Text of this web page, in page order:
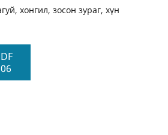
хонгил, зосон зураг, хүн